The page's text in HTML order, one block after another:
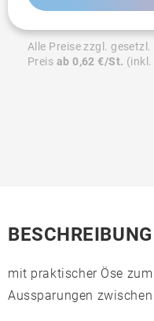
Alle Preise zzgl.
Preis ab 0,62 €/St.
BESCHREIBUNG
mit praktischer Öse
Aussparungen